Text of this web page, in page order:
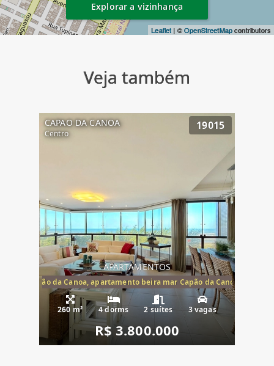
Leaflet | ©OpenStreetMapcontributors
Explorar a vizinhança
Veja também
CAPAO DA CANOA
Centro
19015
APARTAMENTOS
mar Capão da Canoa, apartamento beira mar Capão da Canoa,
260 m² 4 dorms 2 suítes 3 vagas
R$ 3.800.000